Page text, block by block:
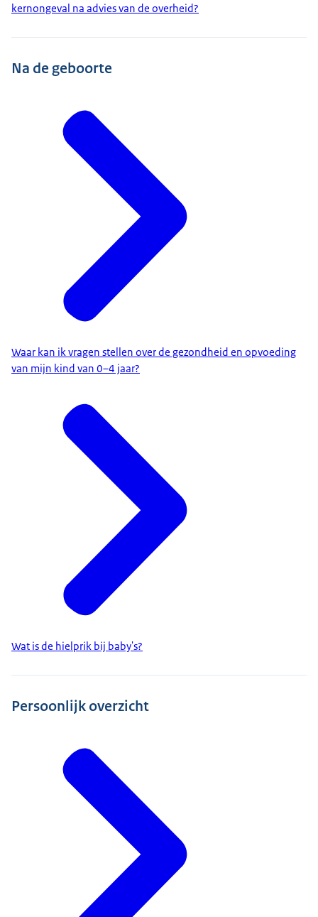
kernongeval na advies van de overheid?
Na de geboorte
Waar kan ik vragen stellen over de gezondheid en opvoeding
van mijn kind van 0–4 jaar?
Wat is de hielprik bij baby's?
Persoonlijk overzicht